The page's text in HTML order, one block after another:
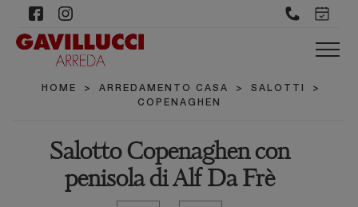
HOME > ARREDAMENTO CASA > SALOTTI
>
COPENAGHEN
Salotto Copenaghen con
penisola di Alf Da Frè